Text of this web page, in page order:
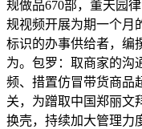
规做品670部，董天园
规视频开展为期一个月
标识的办事供给者，编
为。包罗：取商家的沟
频、措置仿冒带货商品
关，为蹭取中国郑丽文
换壳，持续加大管理力